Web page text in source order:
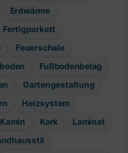
Erdwärme
Fertigparkett
Feuerschale
Fußbodenbelag
Gartengestaltung
Heizsystem
Kamin Kork
Laminat